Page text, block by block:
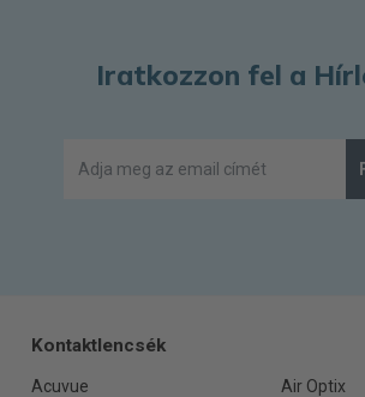
Iratkozzon fel a
Kontaktlencsék
Acuvue
Air Optix